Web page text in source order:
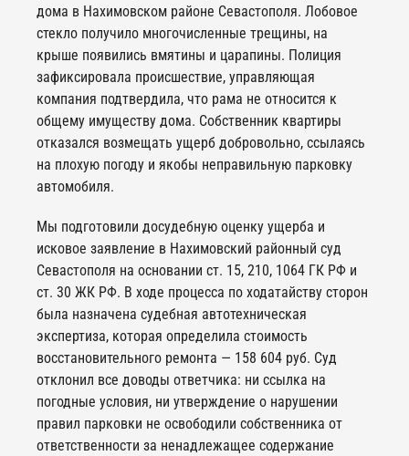
дома в Нахимовском районе Севастополя. Лобовое
стекло получило многочисленные трещины, на
крыше появились вмятины и царапины. Полиция
зафиксировала происшествие, управляющая
компания подтвердила, что рама не относится к
общему имуществу дома. Собственник квартиры
отказался возмещать ущерб добровольно, ссылаясь
на плохую погоду и якобы неправильную парковку
автомобиля.
Мы подготовили досудебную оценку ущерба и
исковое заявление в Нахимовский районный суд
Севастополя на основании ст. 15, 210, 1064 ГК РФ и
ст. 30 ЖК РФ. В ходе процесса по ходатайству сторон
была назначена судебная автотехническая
экспертиза, которая определила стоимость
восстановительного ремонта — 158 604 руб. Суд
отклонил все доводы ответчика: ни ссылка на
погодные условия, ни утверждение о нарушении
правил парковки не освободили собственника от
ответственности за ненадлежащее содержание